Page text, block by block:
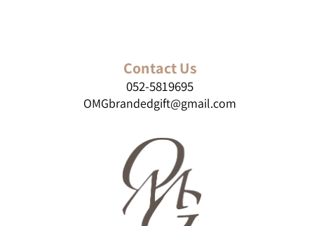
Contact Us
052-5819695
OMGbrandedgift@gmail.com